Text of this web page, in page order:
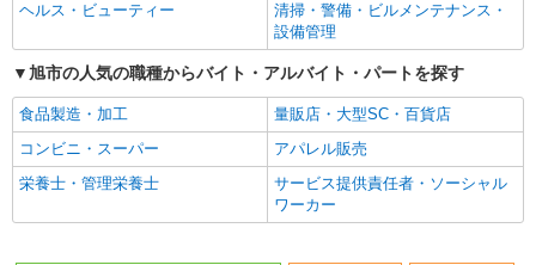
飲食・フード
同じ特徴から求人を探す
未経験歓迎
高校生OK
週2～3日勤務OK
短時間勤務（1日4h以内）OK
扶養内勤務OK
交通費支給
ヘルス・ビューティー
清掃・警備・ビルメンテナンス・
設備管理
旭市の人気の職種からバイト・アルバイト・パートを探す
食品製造・加工
量販店・大型SC・百貨店
コンビニ・スーパー
アパレル販売
栄養士・管理栄養士
サービス提供責任者・ソーシャル
ワーカー